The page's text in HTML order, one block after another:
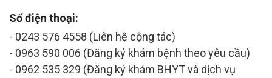
Số điện thoại:
- 0243 576 4558 (Liên hệ cộng tác)
- 0963 590 006 (Đăng ký khám bệnh theo yêu cầu)
- 0962 535 329 (Đăng ký khám BHYT và dịch vụ